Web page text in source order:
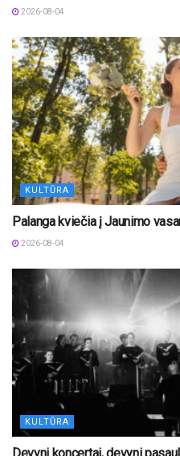
2026-08-04
KULTŪRA
Palanga kviečia į Jaunimo
2026-08-04
KULTŪRA